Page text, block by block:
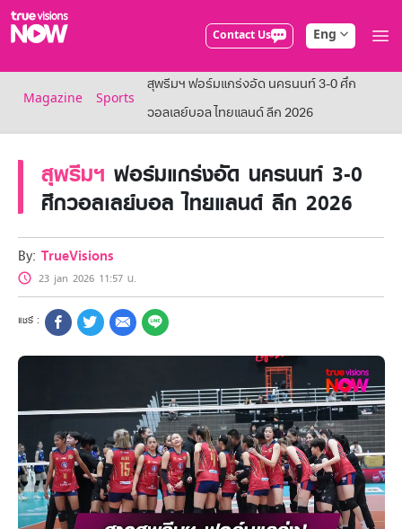
Contact Us Eng
True AF2026
Packages
NOW SPORTS
NOW Muay Thai
All TrueVisions Now Packages
Cable and Satellite
Privilege
TrueVisions Privileges
Showtime
HoReCa
Package for Business
Find participating stores
FAQs
Magazine Sports
สุพรีมฯ ฟอร์มแกร่งอัด นครนนท์ 3-0 ศึก
วอลเลย์บอล ไทยแลนด์ ลีก 2026
สุพรีมฯ ฟอร์มแกร่งอัด นครนนท์ 3-0
ศึกวอลเลย์บอล ไทยแลนด์ ลีก 2026
By: TrueVisions
23 jan 2026 11:57 น.